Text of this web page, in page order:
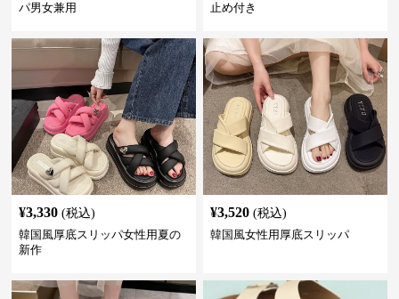
パ男女兼用
止め付き
¥3,330 (税込)
韓国風厚底スリッパ女性用夏の
新作
¥3,520 (税込)
韓国風女性用厚底スリッパ